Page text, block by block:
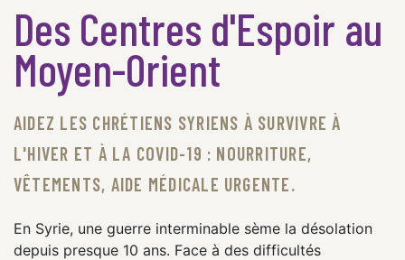
Des Centres d'Espoir au
Moyen-Orient
AIDEZ LES CHRÉTIENS SYRIENS À SURVIVRE À
L'HIVER ET À LA COVID-19 : NOURRITURE,
VÊTEMENTS, AIDE MÉDICALE URGENTE.
En Syrie, une guerre interminable sème la désolation
depuis presque 10 ans. Face à des difficultés